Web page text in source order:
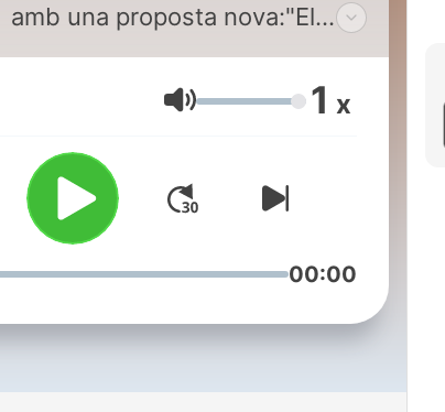
amb una proposta nova:"El
s'expliquen dos crims des del
punt de vista dels ciutadans
haver d'emetre un veredicte
d'innocència o de culpabilitat.
Volumen 1 x
00:00